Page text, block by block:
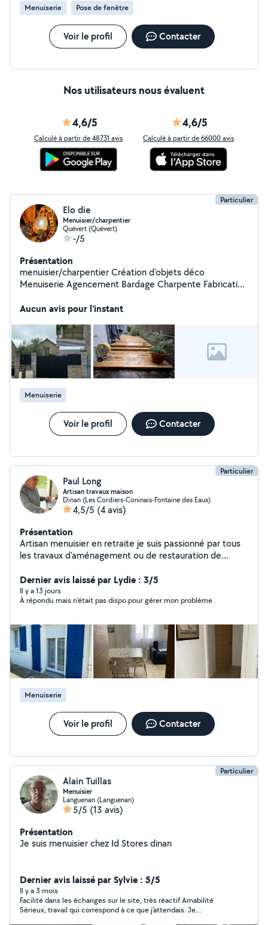
Menuiserie Pose de fenêtre
Voir le profil Contacter
Nos utilisateurs nous évaluent
4,6/5
Calculé à partir de 48731 avis
4,6/5
Calculé à partir de 66000 avis
Particulier
Elo die
Menuisier/charpentier
Quévert (Quévert)
-/5
Présentation
menuisier/charpentier Création d'objets déco
Menuiserie Agencement Bardage Charpente Fabrication
Aucun avis pour l'instant
Menuiserie
Voir le profil Contacter
Particulier
Paul Long
Artisan travaux maison
Dinan (Les Cordiers-Coninais-Fontaine des Eaux)
4,5/5 (4 avis)
Présentation
Artisan menuisier en retraite je suis passionné par tous
les travaux d'aménagement ou de restauration de
mon pavillon acheté en septembre 2022 et totalement
transformé, j'ai dorénavant de la disponibilité.
Dernier avis laissé par Lydie : 3/5
Il y a 13 jours
À répondu mais n’était pas dispo pour gérer mon problème
Menuiserie
Voir le profil Contacter
Particulier
Alain Tuillas
Menuisier
Languenan (Languenan)
5/5 (13 avis)
Présentation
Je suis menuisier chez Id Stores dinan
Dernier avis laissé par Sylvie : 5/5
Il y a 3 mois
Facilité dans les échanges sur le site, très réactif Amabilité
Sérieux, travail qui correspond à ce que j'attendais. Je